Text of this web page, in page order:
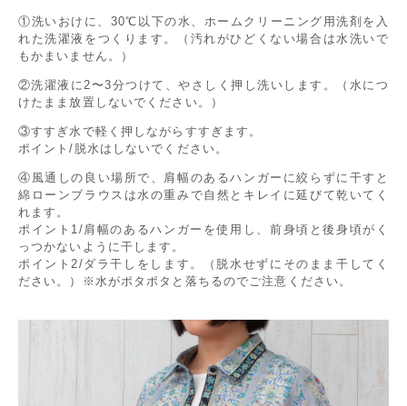
①洗いおけに、30℃以下の水、ホームクリーニング用洗剤を入
れた洗濯液をつくります。（汚れがひどくない場合は水洗いで
もかまいません。）
②洗濯液に2〜3分つけて、やさしく押し洗いします。（水につ
けたまま放置しないでください。）
③すすぎ水で軽く押しながらすすぎます。
ポイント/脱水はしないでください。
④風通しの良い場所で、肩幅のあるハンガーに絞らずに干すと
綿ローンブラウスは水の重みで自然とキレイに延びて乾いてく
れます。
ポイント1/肩幅のあるハンガーを使用し、前身頃と後身頃がく
っつかないように干します。
ポイント2/ダラ干しをします。（脱水せずにそのまま干してく
ださい。）※水がポタポタと落ちるのでご注意ください。